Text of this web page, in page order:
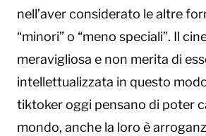
nell’aver considerato le altre
“minori” o “meno speciali”. Il
meravigliosa e non merita di
intellettualizzata in questo
tiktoker oggi pensano di poter
mondo, anche la loro è